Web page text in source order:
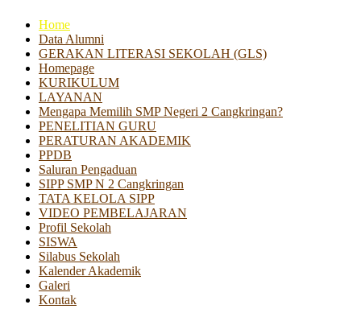
Home
Data Alumni
GERAKAN LITERASI SEKOLAH (GLS)
Homepage
KURIKULUM
LAYANAN
Mengapa Memilih SMP Negeri 2 Cangkringan?
PENELITIAN GURU
PERATURAN AKADEMIK
PPDB
Saluran Pengaduan
SIPP SMP N 2 Cangkringan
TATA KELOLA SIPP
VIDEO PEMBELAJARAN
Profil Sekolah
SISWA
Silabus Sekolah
Kalender Akademik
Galeri
Kontak